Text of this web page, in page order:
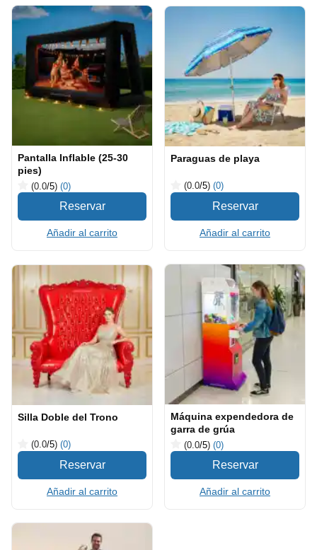
Pantalla Inflable (25-30
pies)
(0.0/5) (0)
Añadir al carrito
Paraguas de playa
(0.0/5) (0)
Añadir al carrito
Silla Doble del Trono
(0.0/5) (0)
Añadir al carrito
Máquina expendedora de
garra de grúa
(0.0/5) (0)
Añadir al carrito